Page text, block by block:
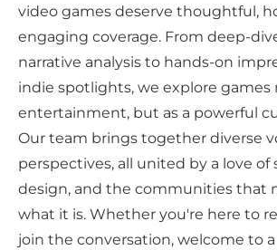
video games deserve thoughtful,
engaging coverage. From deep-
narrative analysis to hands-on
indie spotlights, we explore games
entertainment, but as a powerful
Our team brings together diverse
perspectives, all united by a love of
design, and the communities that
what it is. Whether you're here to
join the conversation, welcome to